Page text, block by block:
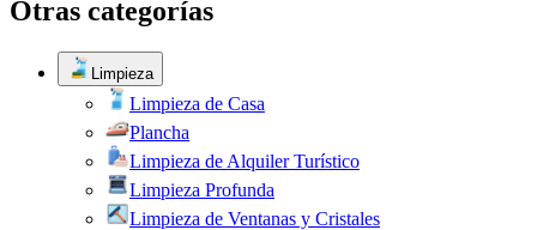
Otras categorías
Limpieza
Limpieza de Casa
Plancha
Limpieza de Alquiler Turístico
Limpieza Profunda
Limpieza de Ventanas y Cristales